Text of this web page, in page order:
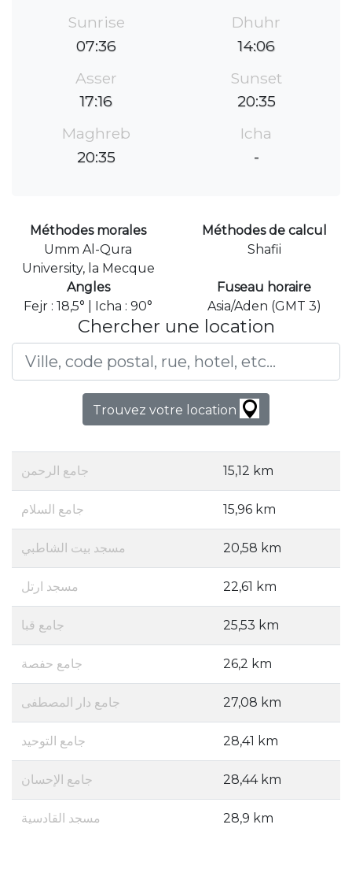
Sunrise
07:36
Dhuhr
14:06
Asser
17:16
Sunset
20:35
Maghreb
20:35
Icha
-
Méthodes morales
Umm Al-Qura
University, la Mecque
Méthodes de calcul
Shafii
Angles
Fejr : 18,5° | Icha : 90°
Fuseau horaire
Asia/Aden (GMT 3)
Chercher une location
Trouvez votre location
جامع الرحمن 15,12 km
جامع السلام 15,96 km
مسجد بيت الشاطبي 20,58 km
مسجد ارتل 22,61 km
جامع قبا 25,53 km
جامع حفصة 26,2 km
جامع دار المصطفى 27,08 km
جامع التوحيد 28,41 km
جامع الإحسان 28,44 km
مسجد القادسية 28,9 km